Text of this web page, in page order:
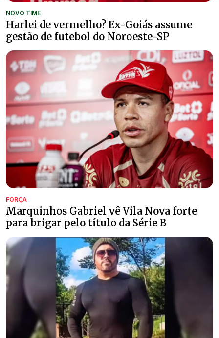
NOVO TIME
Harlei de vermelho? Ex-Goiás assume
gestão de futebol do Noroeste-SP
FORÇA
Marquinhos Gabriel vê Vila Nova forte
para brigar pelo título da Série B